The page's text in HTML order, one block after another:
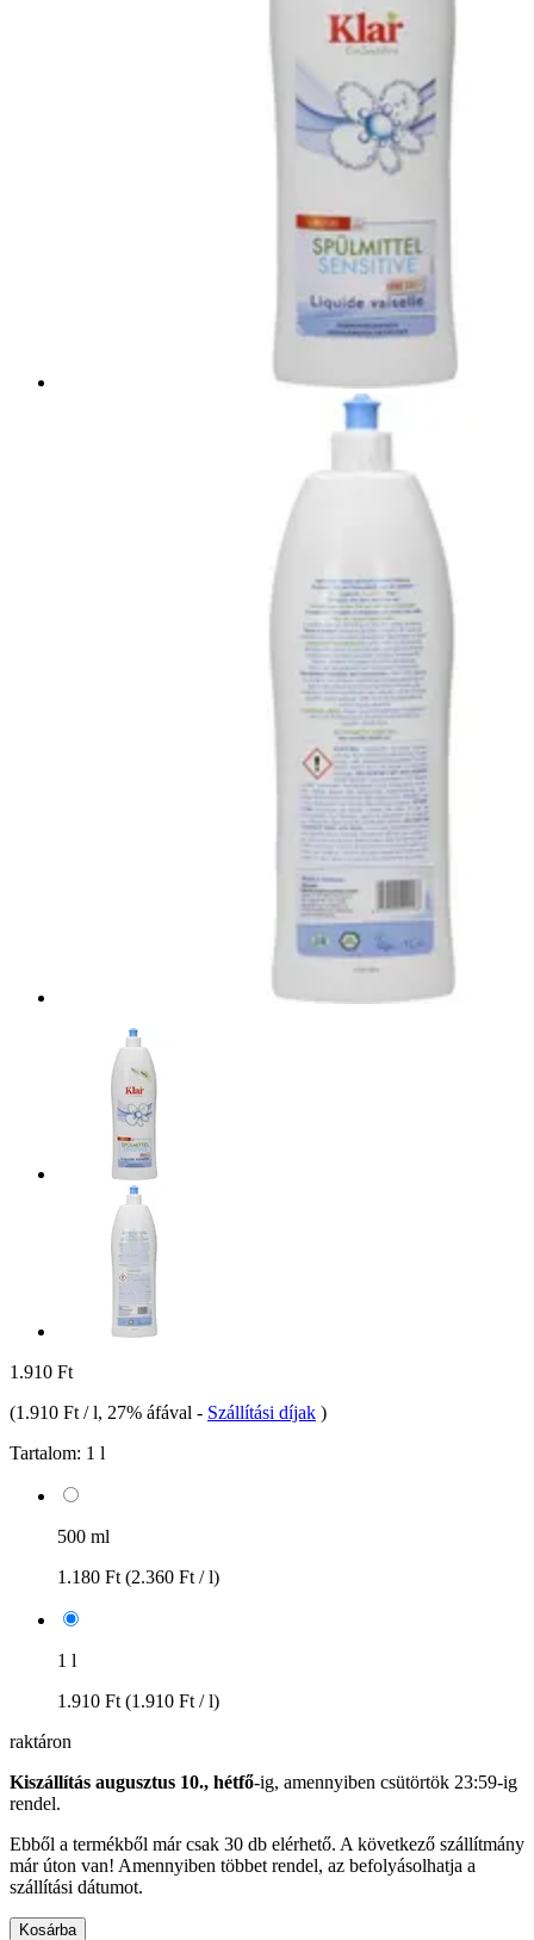
1.910 Ft
(1.910 Ft / l, 27% áfával - Szállítási díjak )
Tartalom: 1 l
500 ml
1.180 Ft (2.360 Ft / l)
1 l
1.910 Ft (1.910 Ft / l)
raktáron
Kiszállítás augusztus 10., hétfő-ig, amennyiben csütörtök 23:59-ig
rendel.
Ebből a termékből már csak 30 db elérhető. A következő szállítmány
már úton van! Amennyiben többet rendel, az befolyásolhatja a
szállítási dátumot.
Kosárba